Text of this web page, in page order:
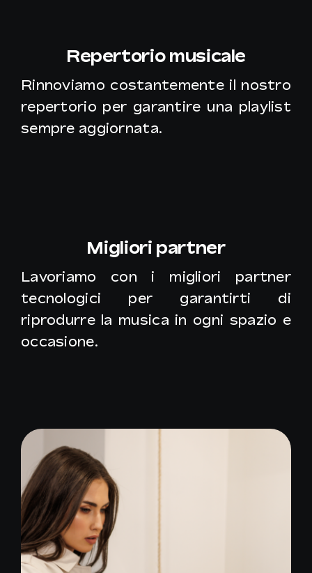
Repertorio musicale
Rinnoviamo costantemente il nostro
repertorio per garantire una playlist
sempre aggiornata.
Migliori partner
Lavoriamo con i migliori partner
tecnologici per garantirti di
riprodurre la musica in ogni spazio e
occasione.